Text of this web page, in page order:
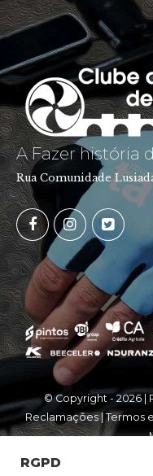
A Fazer história
Rua Comunidade
© Copyright - 2026 |
Reclamações|Termos
RGPD